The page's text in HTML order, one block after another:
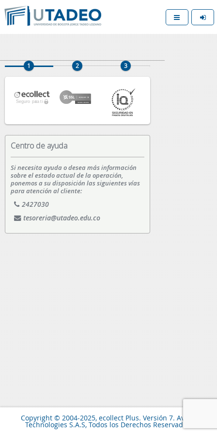
Centro de ayuda
Si necesita ayuda o desea más información
sobre el estado actual de la operación,
ponemos a su disposición las siguientes vías
para atención al cliente:
2427030
tesoreria@utadeo.edu.co
Copyright © 2004-2025, ecollect Plus. Versión 7. Avisor
Technologies S.A.S, Todos los Derechos Reservados.